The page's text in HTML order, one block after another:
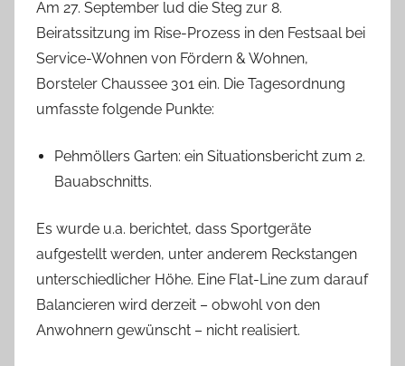
Am 27. September lud die Steg zur 8.
Beiratssitzung im Rise-Prozess in den Festsaal bei
Service-Wohnen von Fördern & Wohnen,
Borsteler Chaussee 301 ein. Die Tagesordnung
umfasste folgende Punkte:
Pehmöllers Garten: ein Situationsbericht zum 2.
Bauabschnitts.
Es wurde u.a. berichtet, dass Sportgeräte
aufgestellt werden, unter anderem Reckstangen
unterschiedlicher Höhe. Eine Flat-Line zum darauf
Balancieren wird derzeit – obwohl von den
Anwohnern gewünscht – nicht realisiert.